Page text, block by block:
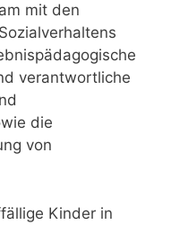
mit den
verantwortliche
die
von
Kinder in